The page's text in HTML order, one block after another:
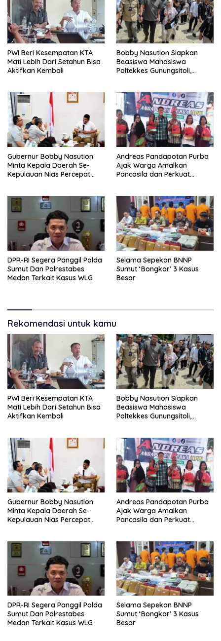
PWI Beri Kesempatan KTA
Mati Lebih Dari Setahun Bisa
Aktifkan Kembali
Bobby Nasution Siapkan
Beasiswa Mahasiswa
Poltekkes Gunungsitoli,
Gubernur Bobby Nasution
Minta Kepala Daerah Se-
Kepulauan Nias Percepat
Andreas Pandapotan Purba
Ajak Warga Amalkan
Pancasila dan Perkuat
DPR-RI Segera Panggil Polda
Sumut Dan Polrestabes
Medan Terkait Kasus WLG
Selama Sepekan BNNP
Sumut ‘Bongkar’ 3 Kasus
Besar
Rekomendasi untuk kamu
PWI Beri Kesempatan KTA
Mati Lebih Dari Setahun Bisa
Aktifkan Kembali
Bobby Nasution Siapkan
Beasiswa Mahasiswa
Poltekkes Gunungsitoli,
Gubernur Bobby Nasution
Minta Kepala Daerah Se-
Kepulauan Nias Percepat
Andreas Pandapotan Purba
Ajak Warga Amalkan
Pancasila dan Perkuat
DPR-RI Segera Panggil Polda
Sumut Dan Polrestabes
Medan Terkait Kasus WLG
Selama Sepekan BNNP
Sumut ‘Bongkar’ 3 Kasus
Besar